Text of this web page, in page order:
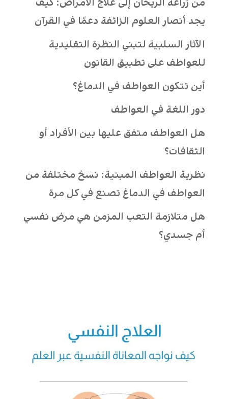
يجد أنصار العلوم الزائفة دعمًا في القرآن
الآثار السلبية لتبني النظرة التقليدية
للعواطف على تطبيق القانون
أين تتكون العواطف في الدماغ؟
دور اللغة في العواطف
هل العواطف متفق عليها بين الأفراد أو
الثقافات؟
نظرية العواطف المبنية: نسخ مختلفة من
العواطف في الدماغ تصنع في كل مرة
هل متلازمة التعب المزمن هي مرض نفسي
أم جسدي؟